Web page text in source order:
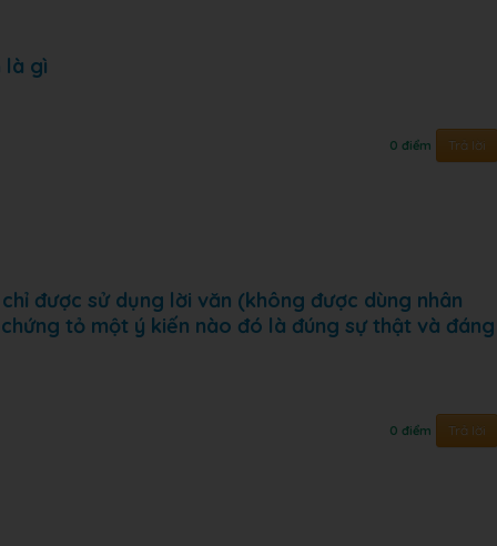
là gì
0 điểm Trả lời
được sử dụng lời văn (không được dùng nhân
tỏ một ý kiến nào đó là đúng sự thật và đáng
0 điểm Trả lời